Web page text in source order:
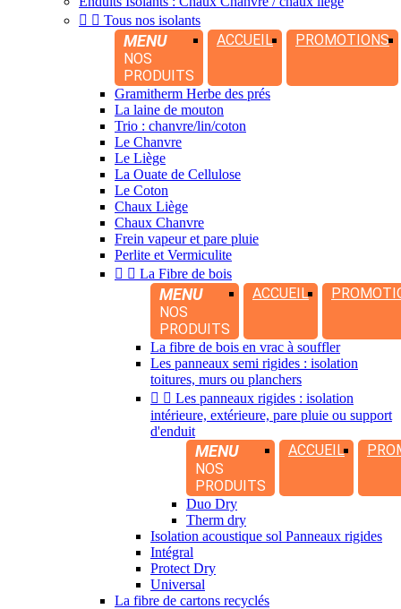
  Tous nos isolants
MENU
NOS
PRODUITS
ACCUEIL PROMOTIONS
Gramitherm Herbe des prés
La laine de mouton
Trio : chanvre/lin/coton
Le Chanvre
Le Liège
La Ouate de Cellulose
Le Coton
Chaux Liège
Chaux Chanvre
Frein vapeur et pare pluie
Perlite et Vermiculite
  La Fibre de bois
MENU
NOS
PRODUITS
ACCUEIL
La fibre de bois en vrac à souffler
Les panneaux semi rigides : isolation
toitures, murs ou planchers
  Les panneaux rigides : isolation
intérieure, extérieure, pare pluie ou support
d'enduit
MENU
NOS
PRODUITS
ACCUEIL
Duo Dry
Therm dry
Isolation acoustique sol Panneaux rigides
Intégral
Protect Dry
Universal
La fibre de cartons recyclés